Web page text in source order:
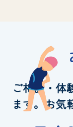
ご相談・体
ます。お気